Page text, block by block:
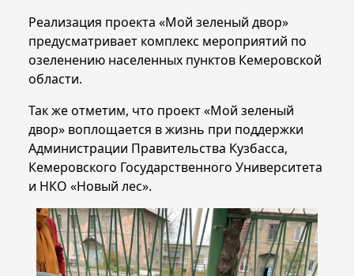
Реализация проекта «Мой зеленый двор»
предусматривает комплекс мероприятий по
озеленению населенных пунктов Кемеровской
области.
Так же отметим, что проект «Мой зеленый
двор» воплощается в жизнь при поддержки
Администрации Правительства Кузбасса,
Кемеровского Государственного Университета
и НКО «Новый лес».